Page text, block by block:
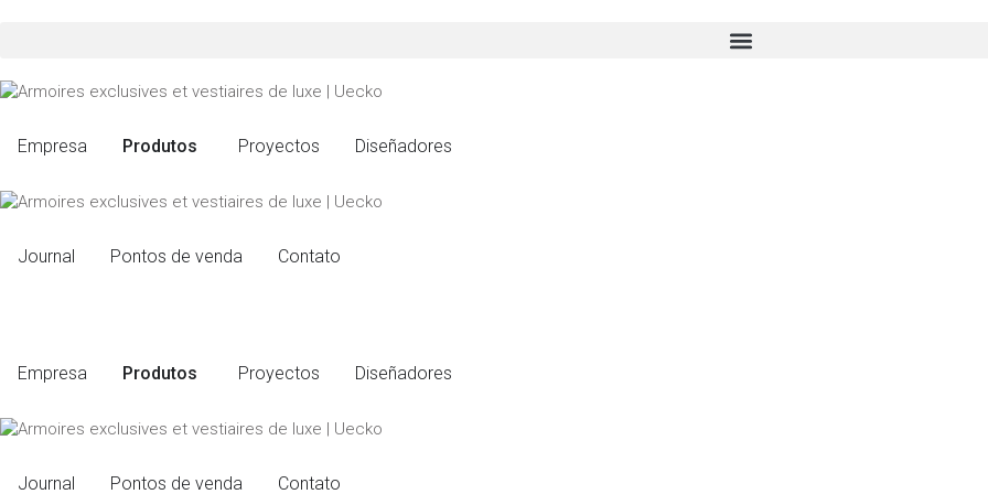
Empresa Produtos Proyectos Diseñadores
Journal Pontos de venda Contato
Empresa Produtos Proyectos Diseñadores
Journal Pontos de venda Contato